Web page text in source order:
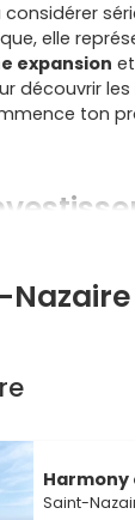
elle
expansion
découvrir les
ton
ainsi un
Nazaire. Les
Nazaire
Harmony
Saint-